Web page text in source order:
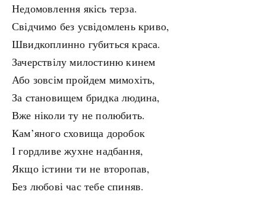
Недомовлення якісь терза.
Свідчимо без усвідомлень криво,
Швидкоплинно губиться краса.
Зачерствілу милостиню кинем
Або зовсім пройдем мимохіть,
За становищем бридка людина,
Вже ніколи ту не полюбить.
Кам’яного сховища доробок
І гордливе жухне надбання,
Якщо істини ти не второпав,
Без любові час тебе спиняв.